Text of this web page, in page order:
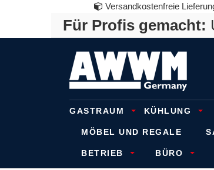
Versandkostenfreie
Für Profis gemacht:
GASTRAUM KÜHLUNG
MÖBEL UND REGALE
BETRIEB BÜRO